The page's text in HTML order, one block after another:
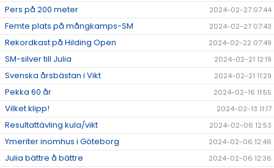
Pers på 200 meter 2024-02-27 07:44
Femte plats på mångkamps-SM 2024-02-27 07:43
Rekordkast på Hilding Open 2024-02-22 07:49
SM-silver till Julia 2024-02-21 12:19
Svenska årsbästan i Vikt 2024-02-21 11:29
Pekka 60 år 2024-02-16 11:55
Vilket klipp! 2024-02-13 11:17
Resultattävling kula/vikt 2024-02-06 12:53
Ymeriter inomhus i Göteborg 2024-02-06 12:46
Julia bättre å bättre 2024-02-06 12:36